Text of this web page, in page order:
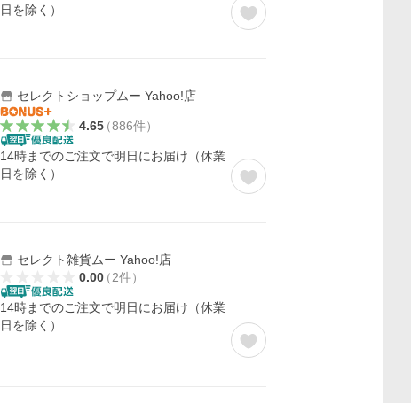
日を除く）
セレクトショップムー Yahoo!店
4.65（886件）
14時までのご注文で明日にお届け（休業
日を除く）
セレクト雑貨ムー Yahoo!店
0.00（2件）
14時までのご注文で明日にお届け（休業
日を除く）